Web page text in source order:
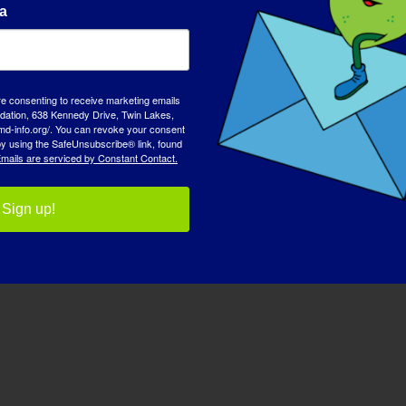
0
события,
2
события,
consenting to receive marketing emails
638 Kennedy Drive, Twin Lakes,
info.org/. You can revoke your consent
using the SafeUnsubscribe® link, found
are serviced by Constant Contact.
Sign up!